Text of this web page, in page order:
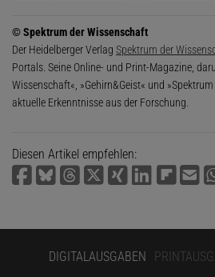
© Spektrum der Wissenschaft
Der Heidelberger Verlag Spektrum der
Portals. Seine Online- und Print-Magazine,
Wissenschaft«, »Gehirn&Geist« und
aktuelle Erkenntnisse aus der Forschung.
Diesen Artikel empfehlen:
DIGITALAUSGABEN